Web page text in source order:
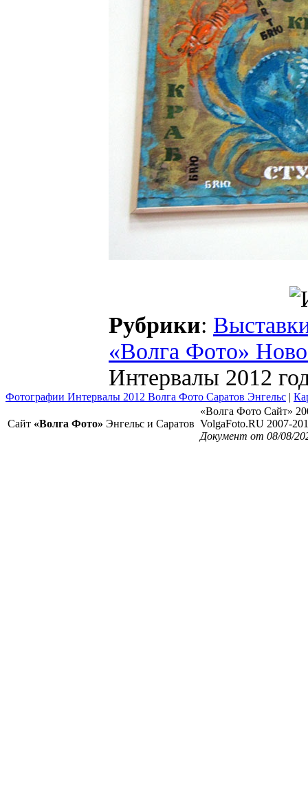
Рубрики:
«Волга Фото»
Интервалы 2012
Фотографии Интервалы 2012 Волга Фото Саратов Энгельс |
Сайт «Волга Фото» Энгельс и Саратов
«Волга Фото Сайт»
VolgaFoto.RU 2007-
Документ от 08/08/